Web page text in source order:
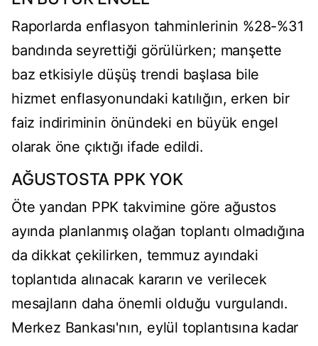
Raporlarda enflasyon tahminlerinin %28-%31
bandında seyrettiği görülürken; manşette
baz etkisiyle düşüş trendi başlasa bile
hizmet enflasyonundaki katılığın, erken bir
faiz indiriminin önündeki en büyük engel
olarak öne çıktığı ifade edildi.
AĞUSTOSTA PPK YOK
Öte yandan PPK takvimine göre ağustos
ayında planlanmış olağan toplantı olmadığına
da dikkat çekilirken, temmuz ayındaki
toplantıda alınacak kararın ve verilecek
mesajların daha önemli olduğu vurgulandı.
Merkez Bankası'nın, eylül toplantısına kadar